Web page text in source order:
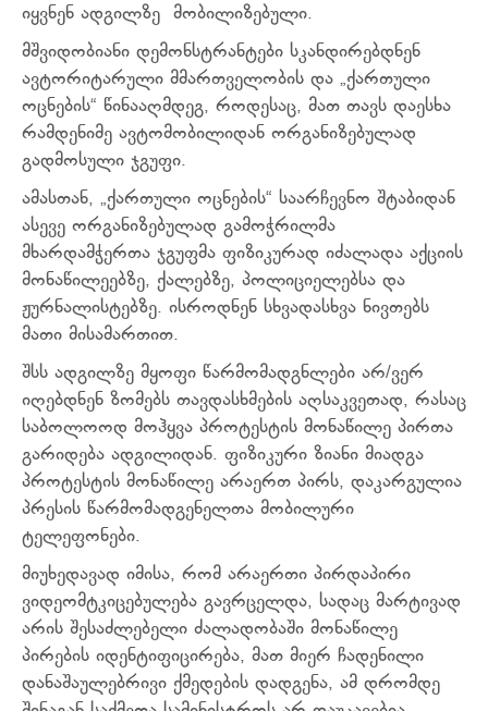
იყვნენ ადგილზე მობილიზებული.
მშვიდობიანი დემონსტრანტები სკანდირებდნენ
ავტორიტარული მმართველობის და „ქართული
ოცნების“ წინააღმდეგ, როდესაც, მათ თავს დაესხა
რამდენიმე ავტომობილიდან ორგანიზებულად
გადმოსული ჯგუფი.
ამასთან, „ქართული ოცნების“ საარჩევნო შტაბიდან
ასევე ორგანიზებულად გამოჭრილმა
მხარდამჭერთა ჯგუფმა ფიზიკურად იძალადა აქციის
მონაწილეებზე, ქალებზე, პოლიციელებსა და
ჟურნალისტებზე. ისროდნენ სხვადასხვა ნივთებს
მათი მისამართით.
შსს ადგილზე მყოფი წარმომადგნლები არ/ვერ
იღებდნენ ზომებს თავდასხმების აღსაკვეთად, რასაც
საბოლოოდ მოჰყვა პროტესტის მონაწილე პირთა
გარიდება ადგილიდან. ფიზიკური ზიანი მიადგა
პროტესტის მონაწილე არაერთ პირს, დაკარგულია
პრესის წარმომადგენელთა მობილური
ტელეფონები.
მიუხედავად იმისა, რომ არაერთი პირდაპირი
ვიდეომტკიცებულება გავრცელდა, სადაც მარტივად
არის შესაძლებელი ძალადობაში მონაწილე
პირების იდენტიფიცირება, მათ მიერ ჩადენილი
დანაშაულებრივი ქმედების დადგენა, ამ დრომდე